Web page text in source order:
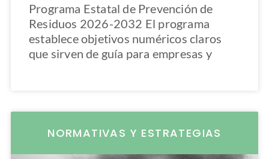
Programa Estatal de Prevención de
Residuos 2026-2032 El programa
establece objetivos numéricos claros
que sirven de guía para empresas y
NORMATIVAS Y ESTRATEGIAS